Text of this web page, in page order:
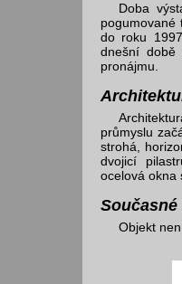
Doba
pogumované
do roku
dnešní
pronájmu.
průmyslu
strohá,
dvojicí
ocelová okna
Objekt